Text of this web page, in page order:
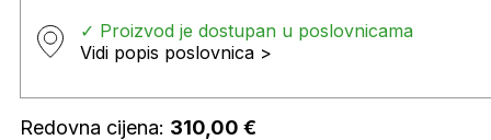
✓ Proizvod je dostupan u poslovnicama
Vidi popis poslovnica >
Redovna cijena: 310,00 €